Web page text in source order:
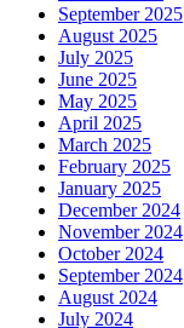
September 2025
August 2025
July 2025
June 2025
May 2025
April 2025
March 2025
February 2025
January 2025
December 2024
November 2024
October 2024
September 2024
August 2024
July 2024